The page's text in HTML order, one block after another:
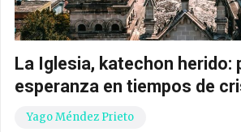
La Iglesia, katechon herido:
esperanza en tiempos de
Yago Méndez Prieto